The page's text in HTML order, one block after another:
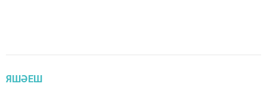
ЯШӘЕШ